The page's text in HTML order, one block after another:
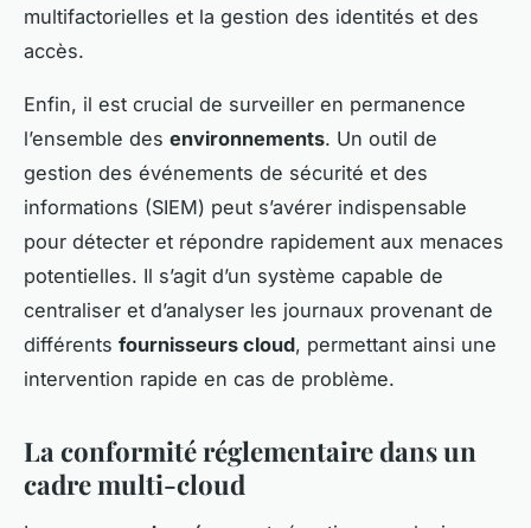
multifactorielles et la gestion des identités et des
accès.
Enfin, il est crucial de surveiller en permanence
l’ensemble des environnements. Un outil de
gestion des événements de sécurité et des
informations (SIEM) peut s’avérer indispensable
pour détecter et répondre rapidement aux menaces
potentielles. Il s’agit d’un système capable de
centraliser et d’analyser les journaux provenant de
différents fournisseurs cloud, permettant ainsi une
intervention rapide en cas de problème.
La conformité réglementaire dans un
cadre multi-cloud